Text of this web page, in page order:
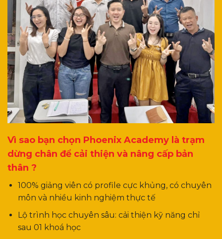
Vì sao bạn chọn Phoenix Academy là trạm
dừng chân để cải thiện và nâng cấp bản
thân ?
100% giảng viên có profile cực khủng, có chuyên
môn và nhiều kinh nghiệm thực tế
Lộ trình học chuyên sâu: cải thiện kỹ năng chỉ
sau 01 khoá học